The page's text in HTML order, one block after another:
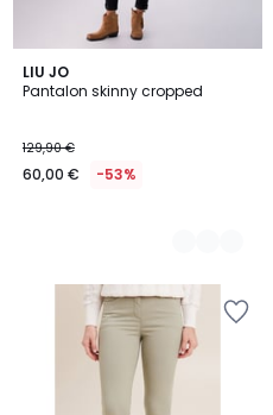
LIU JO
Pantalon skinny cropped
129,90 €
60,00 € -53%
3
Couleurs